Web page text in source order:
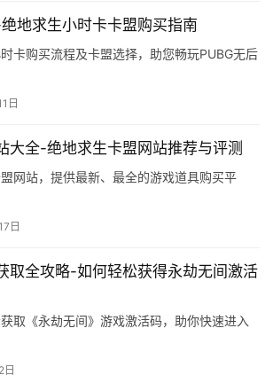
地求生小时卡卡盟购买指南
卡购买流程及卡盟选择，助您畅玩PUBG无后
日
大全-绝地求生卡盟网站推荐与评测
网站，提供最新、最全的游戏道具购买平
日
取全攻略-如何轻松获得永劫无间激活
取《永劫无间》游戏激活码，助你快速进入